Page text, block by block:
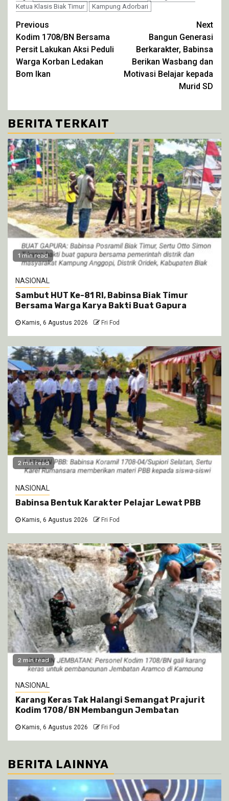
jendela
yang
jendela
yang
jendela
yang
jendela
yang
Ketua Klasis Biak Timur
Kampung Adorbari
Continue
Reading
Previous
Kodim 1708/BN Bersama
Persit Lakukan Aksi Peduli
Warga Korban Ledakan
Bom Ikan
Next
Bangun Generasi
Berkarakter, Babinsa
Berikan Wasbang dan
Motivasi Belajar kepada
Murid SD
BERITA TERKAIT
1 min read
NASIONAL
Sambut HUT Ke-81 RI, Babinsa Biak Timur
Bersama Warga Karya Bakti Buat Gapura
Kamis, 6 Agustus 2026 Fri Fod
2 min read
NASIONAL
Babinsa Bentuk Karakter Pelajar Lewat PBB
Kamis, 6 Agustus 2026 Fri Fod
2 min read
NASIONAL
Karang Keras Tak Halangi Semangat Prajurit
Kodim 1708/BN Membangun Jembatan
Kamis, 6 Agustus 2026 Fri Fod
BERITA LAINNYA